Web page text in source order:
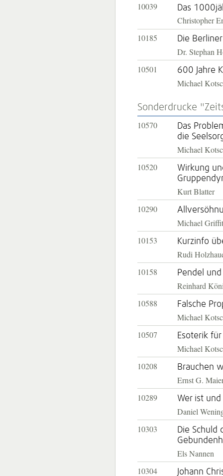
10039 Das
Christopher
10185
Die
Dr. Stephan
10501
600 Jahre
Michael
Sonderdrucke
10570
Das
die
Michael
10520
Wirkung
Kurt Blatter
10290
Michael
10153
Kurzinfo
Rudi
10158
Pendel
Reinhard
10588
Falsche
Michael
10507
Esoterik
Michael
10208
Brauchen
Ernst G.
10289
Wer ist
Daniel
10303
Die Schuld
Els Nannen
10304
Johann